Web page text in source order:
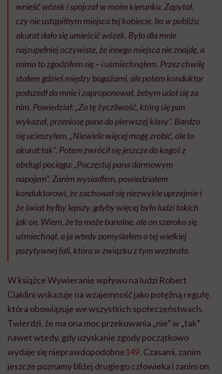
wnieść wózek i spojrzał w moim kierunku. Zapytał,
czy nie ustąpiłbym miejsca tej kobiecie, bo w pobliżu
akurat dało się umieścić wózek. Było dla mnie
najzupełniej oczywiste, że innego miejsca nie znajdę, a
mimo to zgodziłem się – i uśmiechnąłem. Przez chwilę
stałem gdzieś między bagażami, ale potem konduktor
podszedł do mnie i zaproponował, żebym udał się za
nim. Powiedział: „Za tę życzliwość, którą się pan
wykazał, przeniosę pana do pierwszej klasy”. Bardzo
się ucieszyłem. „Niewiele więcej mogę zrobić, ale to
akurat tak”. Potem zwrócił się jeszcze do kogoś z
obsługi pociągu: „Poczęstuj pana darmowym
napojem”. Zanim wysiadłem, powiedziałem
konduktorowi, że zachował się niezwykle uprzejmie i
że świat byłby lepszy, gdyby więcej było ludzi takich
jak on. Wiem, że to może banalne, ale on szeroko się
uśmiechnął, a ja wtedy pomyślałem o tej wielkiej
pozytywnej fali, która w związku z tym wezbrała.
W książce Wywieranie wpływu na ludzi Robert
Cialdini wskazuje na wzajemność jako potężną regułę,
która obowiązuje we wszystkich społeczeństwach.
Twierdzi, że ma ona moc przekuwania „nie” w „tak”
nawet wtedy, gdy uzyskanie zgody początkowo
wydaje się nieprawdopodobne149. Czasami, zanim
jeszcze poznamy bliżej drugiego człowieka i zanim on